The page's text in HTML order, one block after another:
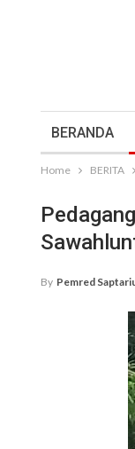
BERANDA
Home BERITA
By Pemred